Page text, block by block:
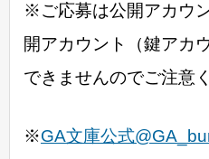
※ご応募は公開アカウ
開アカウント（鍵アカ
できませんのでご注意
※GA文庫公式